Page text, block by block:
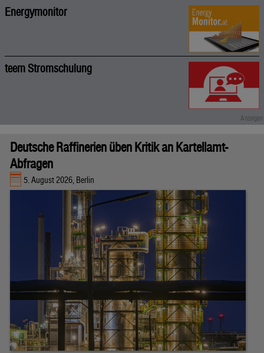
Energymonitor
teem Stromschulung
Deutsche Raffinerien üben Kritik an Kartellamt-
Abfragen
5. August 2026, Berlin